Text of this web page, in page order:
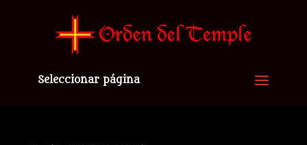
Seleccionar página